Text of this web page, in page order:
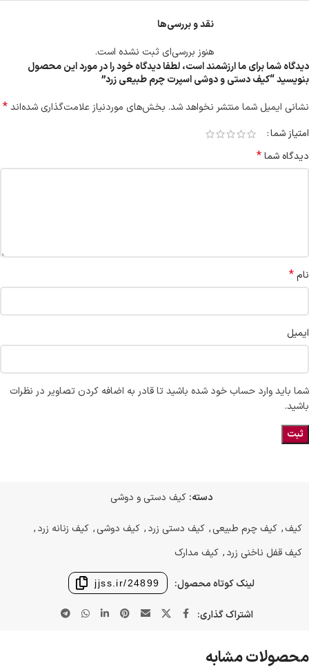
نقد و بررسی‌ها
هنوز بررسی‌ای ثبت نشده است.
دیدگاه شما برای ما ارزشمند است، لطفا دیدگاه خود را در مورد این محصول
بنویسید “کیف دستی و دوشی اسپرت چرم طبیعی زرد”
نشانی ایمیل شما منتشر نخواهد شد. بخش‌های موردنیاز علامت‌گذاری شده‌اند*
امتیاز شما
دیدگاه شما*
نام*
ایمیل
شما باید وارد حساب خود شده باشید تا قادر به اضافه کردن تصاویر در نظرات
باشید.
دسته: کیف دستی و دوشی
کیف, کیف چرم طبیعی, کیف دستی زرد, کیف دوشی, کیف زنانه زرد,
کیف قفل ناخنی زرد, کیف مدارک
لینک کوتاه محصول: jjss.ir/24899
اشتراک گذاری:
محصولات مشابه